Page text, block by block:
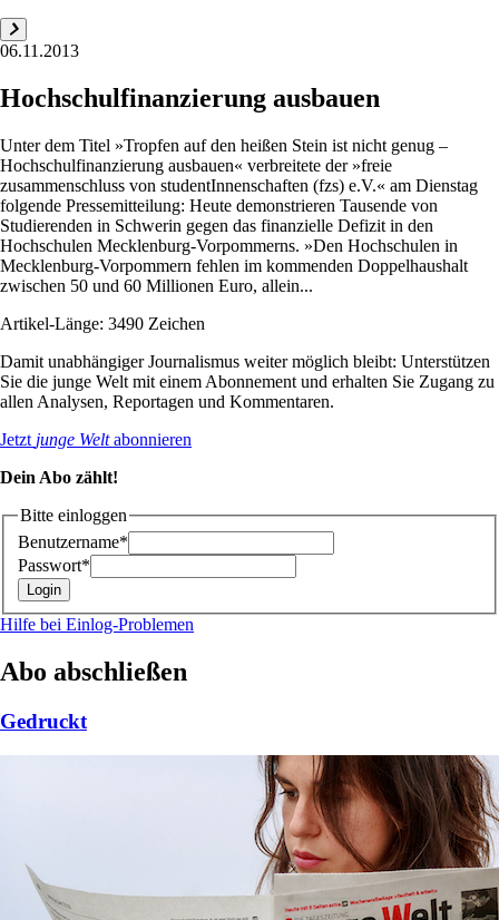
06.11.2013
Hochschulfinanzierung ausbauen
Unter dem Titel »Tropfen auf den heißen Stein ist nicht genug –
Hochschulfinanzierung ausbauen« verbreitete der »freie
zusammenschluss von studentInnenschaften (fzs) e.V.« am Dienstag
folgende Pressemitteilung: Heute demonstrieren Tausende von
Studierenden in Schwerin gegen das finanzielle Defizit in den
Hochschulen Mecklenburg-Vorpommerns. »Den Hochschulen in
Mecklenburg-Vorpommern fehlen im kommenden Doppelhaushalt
zwischen 50 und 60 Millionen Euro, allein...
Artikel-Länge: 3490 Zeichen
Damit unabhängiger Journalismus weiter möglich bleibt: Unterstützen
Sie die junge Welt mit einem Abonnement und erhalten Sie Zugang zu
allen Analysen, Reportagen und Kommentaren.
Jetzt junge Weltabonnieren
Dein Abo zählt!
Bitte einloggen
Benutzername*
Passwort*
Hilfe bei Einlog-Problemen
Abo abschließen
Gedruckt